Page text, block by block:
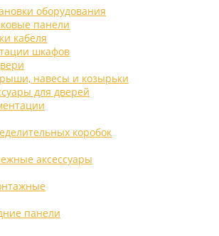
оборудования
панели
кабеля
шкафов
навесы и козырьки
для дверей
коробок
аксессуары
панели